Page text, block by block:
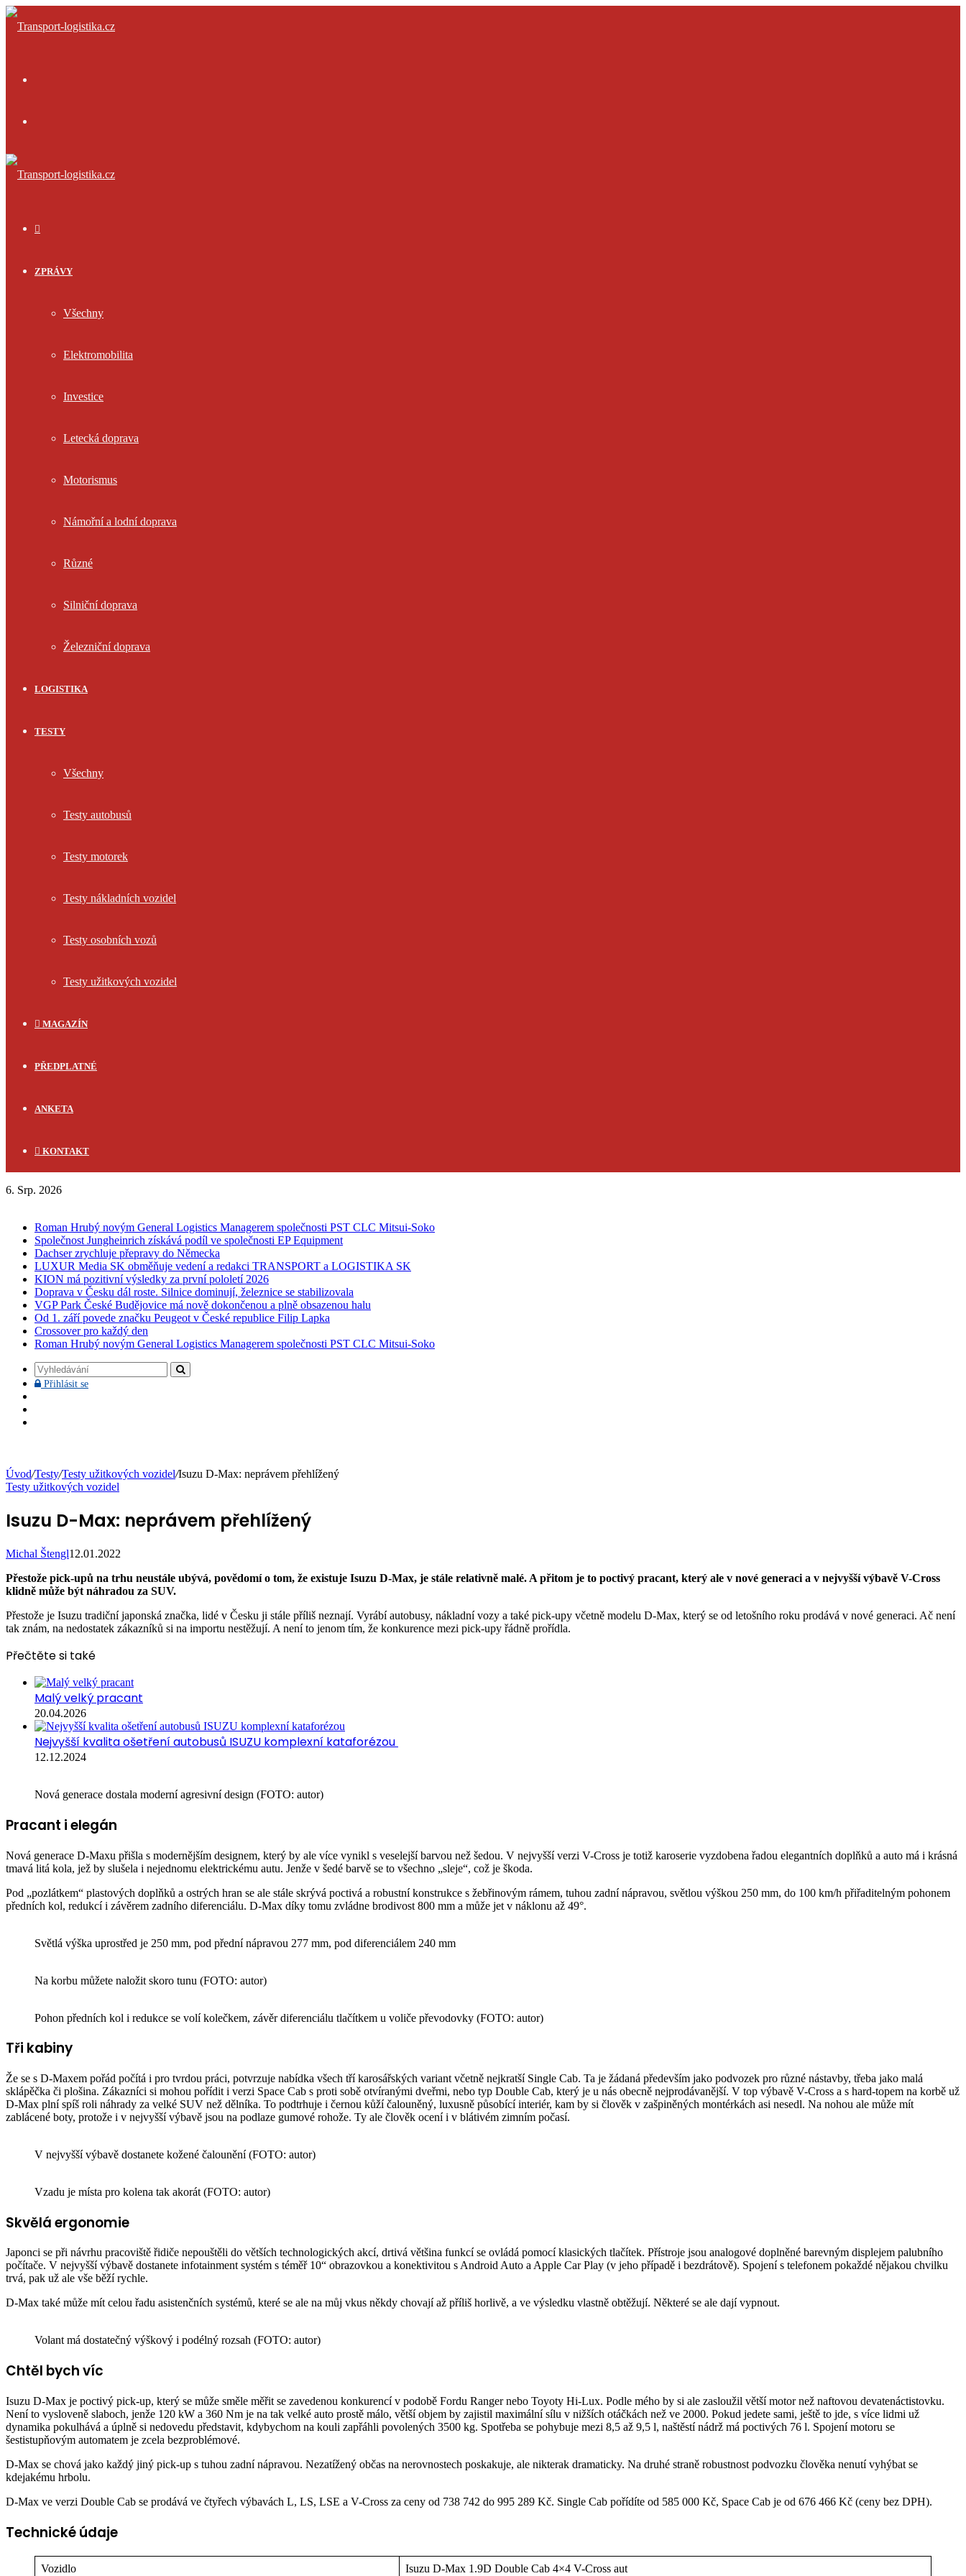
ZPRÁVY
Všechny
Elektromobilita
Investice
Letecká doprava
Motorismus
Námořní a lodní doprava
Různé
Silniční doprava
Železniční doprava
LOGISTIKA
TESTY
Všechny
Testy autobusů
Testy motorek
Testy nákladních vozidel
Testy osobních vozů
Testy užitkových vozidel
MAGAZÍN
PŘEDPLATNÉ
ANKETA
KONTAKT
6. Srp. 2026
Roman Hrubý novým General Logistics Managerem společnosti PST CLC Mitsui-Soko
Společnost Jungheinrich získává podíl ve společnosti EP Equipment
Dachser zrychluje přepravy do Německa
LUXUR Media SK obměňuje vedení a redakci TRANSPORT a LOGISTIKA SK
KION má pozitivní výsledky za první pololetí 2026
Doprava v Česku dál roste. Silnice dominují, železnice se stabilizovala
VGP Park České Budějovice má nově dokončenou a plně obsazenou halu
Od 1. září povede značku Peugeot v České republice Filip Lapka
Crossover pro každý den
Roman Hrubý novým General Logistics Managerem společnosti PST CLC Mitsui-Soko
Vyhledávání
Přihlásit sePřihlásit
Úvod/Testy/Testy užitkových vozidel/Isuzu D-Max: neprávem přehlížený
Testy užitkových vozidel
Isuzu D-Max: neprávem přehlížený
Michal Štengl12.01.2022
Přestože pick-upů na trhu neustále ubývá, povědomí o tom, že existuje Isuzu D-Max, je stále relativně malé. A přitom je to poctivý pracant, který ale v nové generaci a v nejvyšší výbavě V-Cross
klidně může být náhradou za SUV.
Přestože je Isuzu tradiční japonská značka, lidé v Česku ji stále příliš neznají. Vyrábí autobusy, nákladní vozy a také pick-upy včetně modelu D-Max, který se od letošního roku prodává v nové generaci. Ač není
tak znám, na nedostatek zákazníků si na importu nestěžují. A není to jenom tím, že konkurence mezi pick-upy řádně prořídla.
Přečtěte si také
Malý velký pracant
20.04.2026
Nejvyšší kvalita ošetření autobusů ISUZU komplexní kataforézou
12.12.2024
Nová generace dostala moderní agresivní design (FOTO: autor)
Pracant i elegán
Nová generace D-Maxu přišla s modernějším designem, který by ale více vynikl s veselejší barvou než šedou. V nejvyšší verzi V-Cross je totiž karoserie vyzdobena řadou elegantních doplňků a auto má i krásná
tmavá litá kola, jež by slušela i nejednomu elektrickému autu. Jenže v šedé barvě se to všechno „sleje“, což je škoda.
Pod „pozlátkem“ plastových doplňků a ostrých hran se ale stále skrývá poctivá a robustní konstrukce s žebřinovým rámem, tuhou zadní nápravou, světlou výškou 250 mm, do 100 km/h přiřaditelným pohonem
předních kol, redukcí i závěrem zadního diferenciálu. D-Max díky tomu zvládne brodivost 800 mm a může jet v náklonu až 49°.
Světlá výška uprostřed je 250 mm, pod přední nápravou 277 mm, pod diferenciálem 240 mm
Na korbu můžete naložit skoro tunu (FOTO: autor)
Pohon předních kol i redukce se volí kolečkem, závěr diferenciálu tlačítkem u voliče převodovky (FOTO: autor)
Tři kabiny
Že se s D-Maxem pořád počítá i pro tvrdou práci, potvrzuje nabídka všech tří karosářských variant včetně nejkratší Single Cab. Ta je žádaná především jako podvozek pro různé nástavby, třeba jako malá
sklápěčka či plošina. Zákazníci si mohou pořídit i verzi Space Cab s proti sobě otvíranými dveřmi, nebo typ Double Cab, který je u nás obecně nejprodávanější. V top výbavě V-Cross a s hard-topem na korbě už
D-Max plní spíš roli náhrady za velké SUV než dělníka. To podtrhuje i černou kůží čalouněný, luxusně působící interiér, kam by si člověk v zašpiněných montérkách asi nesedl. Na nohou ale může mít
zablácené boty, protože i v nejvyšší výbavě jsou na podlaze gumové rohože. Ty ale člověk ocení i v blátivém zimním počasí.
V nejvyšší výbavě dostanete kožené čalounění (FOTO: autor)
Vzadu je místa pro kolena tak akorát (FOTO: autor)
Skvělá ergonomie
Japonci se při návrhu pracoviště řidiče nepouštěli do větších technologických akcí, drtivá většina funkcí se ovládá pomocí klasických tlačítek. Přístroje jsou analogové doplněné barevným displejem palubního
počítače. V nejvyšší výbavě dostanete infotainment systém s téměř 10“ obrazovkou a konektivitou s Android Auto a Apple Car Play (v jeho případě i bezdrátově). Spojení s telefonem pokaždé nějakou chvilku
trvá, pak už ale vše běží rychle.
D-Max také může mít celou řadu asistenčních systémů, které se ale na můj vkus někdy chovají až příliš horlivě, a ve výsledku vlastně obtěžují. Některé se ale dají vypnout.
Volant má dostatečný výškový i podélný rozsah (FOTO: autor)
Chtěl bych víc
Isuzu D-Max je poctivý pick-up, který se může směle měřit se zavedenou konkurencí v podobě Fordu Ranger nebo Toyoty Hi-Lux. Podle mého by si ale zasloužil větší motor než naftovou devatenáctistovku.
Není to vysloveně slaboch, jenže 120 kW a 360 Nm je na tak velké auto prostě málo, větší objem by zajistil maximální sílu v nižších otáčkách než ve 2000. Pokud jedete sami, ještě to jde, s více lidmi už
dynamika pokulhává a úplně si nedovedu představit, kdybychom na kouli zapřáhli povolených 3500 kg. Spotřeba se pohybuje mezi 8,5 až 9,5 l, naštěstí nádrž má poctivých 76 l. Spojení motoru se
šestistupňovým automatem je zcela bezproblémové.
D-Max se chová jako každý jiný pick-up s tuhou zadní nápravou. Nezatížený občas na nerovnostech poskakuje, ale nikterak dramaticky. Na druhé straně robustnost podvozku člověka nenutí vyhýbat se
kdejakému hrbolu.
D-Max ve verzi Double Cab se prodává ve čtyřech výbavách L, LS, LSE a V-Cross za ceny od 738 742 do 995 289 Kč. Single Cab pořídíte od 585 000 Kč, Space Cab je od 676 466 Kč (ceny bez DPH).
Technické údaje
Vozidlo Isuzu D-Max 1.9D Double Cab 4×4 V-Cross aut